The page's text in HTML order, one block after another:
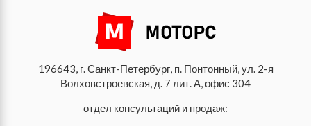
196643, г. Санкт-Петербург, п. Понтонный, ул. 2-я
Волховстроевская, д. 7 лит. А, офис 304
отдел консультаций и продаж: